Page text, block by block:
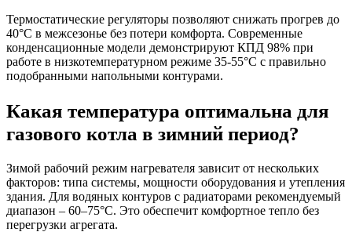
Термостатические регуляторы позволяют снижать прогрев до
40°C в межсезонье без потери комфорта. Современные
конденсационные модели демонстрируют КПД 98% при
работе в низкотемпературном режиме 35-55°C с правильно
подобранными напольными контурами.
Какая температура оптимальна для
газового котла в зимний период?
Зимой рабочий режим нагревателя зависит от нескольких
факторов: типа системы, мощности оборудования и утепления
здания. Для водяных контуров с радиаторами рекомендуемый
диапазон – 60–75°C. Это обеспечит комфортное тепло без
перегрузки агрегата.